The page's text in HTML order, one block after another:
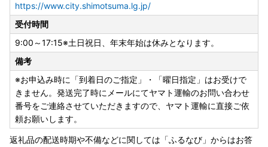
https://www.city.shimotsuma.lg.jp/
受付時間
9:00～17:15※土日祝日、年末年始は休みとなります。
備考
※お申込み時に「到着日のご指定」・「曜日指定」はお受けで
きません。発送完了時にメールにてヤマト運輸のお問い合わせ
番号をご連絡させていただきますので、ヤマト運輸に直接ご依
頼お願いします。
返礼品の配送時期や不備などに関しては「ふるなび」からはお答